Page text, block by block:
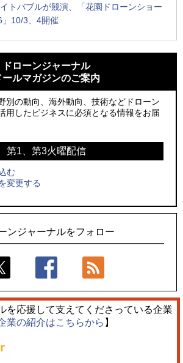
トバブルが競演、「花園ドローンショー
」10/3、4開催
機で量産調達を目指す
きる「HOVERAir AQUA」を実機レビュー、
ィを自動追尾で撮影
飛ばなかったドローン
バブルが競演、「花園ドローンショーフェ
4開催
製造技術をドローンへ、トピアが大型機と
ョーによる新演出を実施
ドローン早期取得プログラム」にテラドロ
機で量産調達を目指す
きる「HOVERAir AQUA」を実機レビュー、
さき花火大会で「復活の花火」打ち上げ、
イブ中継と連動した支援企画
飛ばなかったドローン
ドローンジャーナル
ールマガジンのご案内
別の動向、海外動向、技術などドローン
用したビジネスに必須となる情報をお届
第1、第3火曜配信
む
変更する
ンジャーナルをフォロー
を応援して支えてくださっている企業
業の紹介はこちらから 】